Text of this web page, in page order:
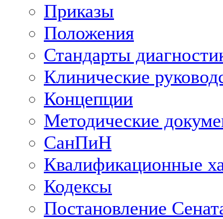
Приказы
Положения
Стандарты
Клинические
Концепции
Методические
СанПиН
Квалификационные
Кодексы
Постановление